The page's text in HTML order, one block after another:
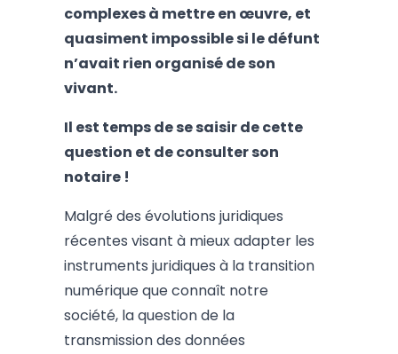
complexes à mettre en œuvre, et
quasiment impossible si le défunt
n’avait rien organisé de son
vivant.
Il est temps de se saisir de cette
question et de consulter son
notaire !
Malgré des évolutions juridiques
récentes visant à mieux adapter les
instruments juridiques à la transition
numérique que connaît notre
société, la question de la
transmission des données